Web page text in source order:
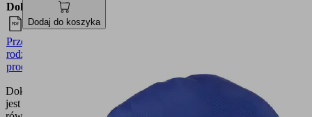
Dokumenty Język
Przegląd
rodziny
produktów
Dokumentacja
jest
Dodaj do koszyka